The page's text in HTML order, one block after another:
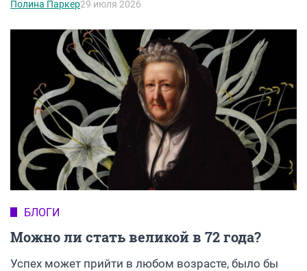
Полина Паркер29 июля 2026
БЛОГИ
Можно ли стать великой в 72 года?
Успех может прийти в любом возрасте, было бы